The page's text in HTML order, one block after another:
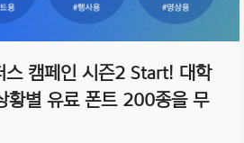
스 캠페인 시즌2 Start! 대학
황별 유료 폰트 200종을 무